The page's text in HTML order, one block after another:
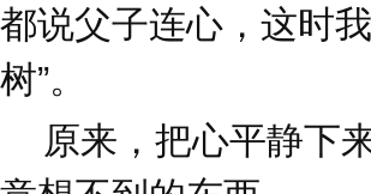
都说父子连心，这时
树”。
原来，把心平静下